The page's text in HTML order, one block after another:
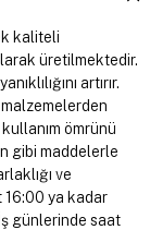
kaliteli
üretilmektedir.
artırır.
ömrünü
gibi maddelerle
ve
16:00 ya kadar
günlerinde saat